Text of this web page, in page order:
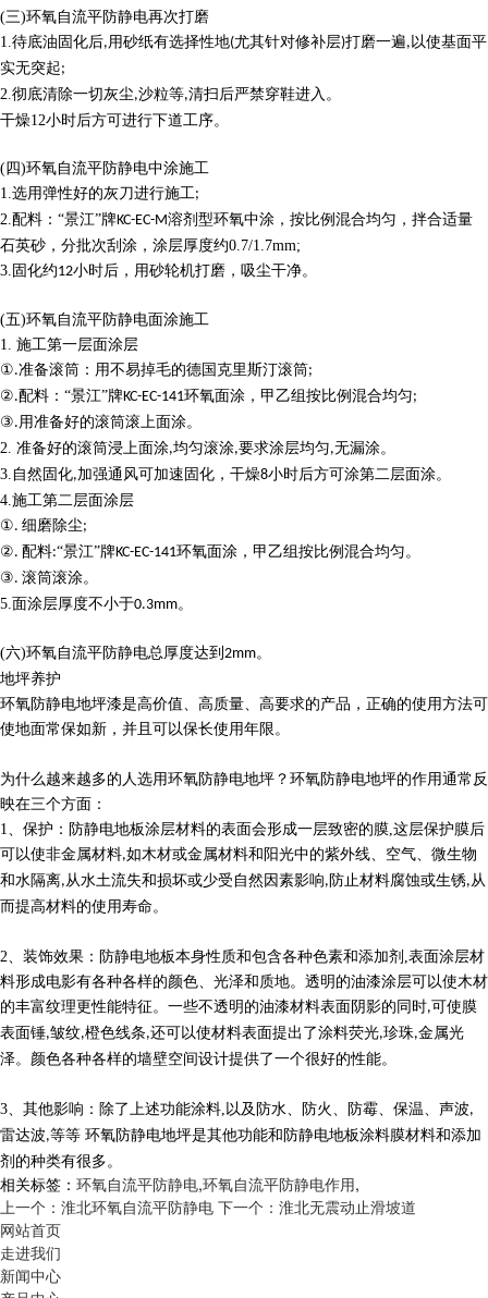
(三)环氧自流平防静电再次打磨
1.待底油固化后,用砂纸有选择性地(尤其针对修补层)打磨一遍,以使基面平
实无突起;
2.彻底清除一切灰尘,沙粒等,清扫后严禁穿鞋进入。
干燥12小时后方可进行下道工序。
(四)环氧自流平防静电中涂施工
1.选用弹性好的灰刀进行施工;
2.配料：“景江”牌KC-EC-M溶剂型环氧中涂，按比例混合均匀，拌合适量
石英砂，分批次刮涂，涂层厚度约0.7/1.7mm;
3. 固化约12小时后，用砂轮机打磨，吸尘干净。
(五)环氧自流平防静电面涂施工
1. 施工第一层面涂层
①.准备滚筒：用不易掉毛的德国克里斯汀滚筒;
②.配料：“景江”牌KC-EC-141环氧面涂，甲乙组按比例混合均匀;
③.用准备好的滚筒滚上面涂。
2. 准备好的滚筒浸上面涂,均匀滚涂,要求涂层均匀,无漏涂。
3. 自然固化,加强通风可加速固化，干燥8小时后方可涂第二层面涂。
4.施工第二层面涂层
①. 细磨除尘;
②. 配料:“景江”牌KC-EC-141环氧面涂，甲乙组按比例混合均匀。
③. 滚筒滚涂。
5.面涂层厚度不小于0.3mm。
(六)环氧自流平防静电总厚度达到 2mm。
地坪养护
环氧防静电地坪漆是高价值、高质量、高要求的产品，正确的使用方法可
使地面常保如新，并且可以保长使用年限。
为什么越来越多的人选用环氧防静电地坪 ？ 环氧防静电地坪的作用通常反
映在三个方面 ：
1、 保护 ： 防静电地板涂层材料的表面会形成一层致密的膜,这层保护膜后
可以使非金属材料,如木材或金属材料和阳光中的紫外线、空气、微生物
和水隔离,从水土流失和损坏或少受自然因素影响, 防止材料腐蚀或生锈,从
而提高材料的使用寿命。
2、 装饰效果 ： 防静电地板本身性质和包含各种色素和添加剂 ,表面涂层材
料形成电影有各种各样的颜色、光泽和质地。透明的油漆涂层可以使木材
的丰富纹理更性能特征。一些不透明的油漆材料表面阴影的同时,可使膜
表面锤,皱纹,橙色线条,还可以使材料表面提出了涂料荧光,珍珠,金属光
泽。颜色各种各样的墙壁空间设计提供了一个很好的性能。
3、 其他影响 ： 除了上述功能涂料,以及防水、防火、防霉、保温、声波,
雷达波,等等 环氧防静电地坪是其他功能和防静电地板涂料膜材料和添加
剂的种类有很多。
相关标签： 环氧自流平防静电,环氧自流平防静电作用,
上一个：淮北环氧自流平防静电 下一个：淮北无震动止滑坡道
网站首页
走进我们
新闻中心